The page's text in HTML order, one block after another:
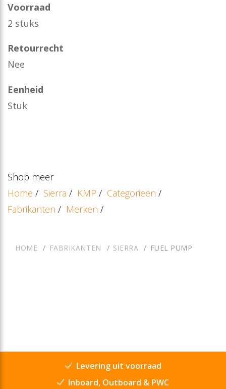
Voorraad
2 stuks
Retourrecht
Nee
Eenheid
Stuk
Shop meer
Home / Sierra / KMP / Categorieën /
Fabrikanten / Merken /
HOME FABRIKANTEN SIERRA FUEL PUMP
Levering uit voorraad
Inboard, Outboard & PWC